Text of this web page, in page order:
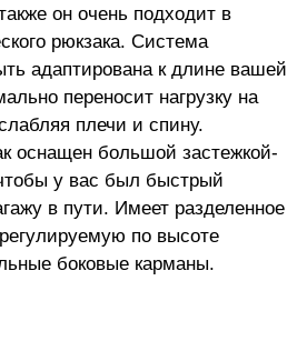
он очень подходит в
рюкзака. Система
адаптирована к длине вашей
переносит нагрузку на
плечи и спину.
оснащен большой застежкой-
у вас был быстрый
в пути. Имеет разделенное
по высоте
боковые карманы.